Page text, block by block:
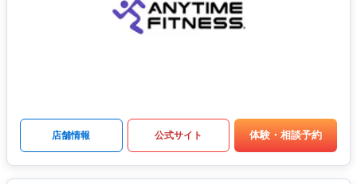
店舗情報 公式サイト 体験・相談予約